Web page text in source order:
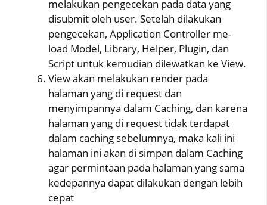
melakukan pengecekan pada data yang
disubmit oleh user. Setelah dilakukan
pengecekan, Application Controller me-
load Model, Library, Helper, Plugin, dan
Script untuk kemudian dilewatkan ke View.
View akan melakukan render pada
halaman yang di request dan
menyimpannya dalam Caching, dan karena
halaman yang di request tidak terdapat
dalam caching sebelumnya, maka kali ini
halaman ini akan di simpan dalam Caching
agar permintaan pada halaman yang sama
kedepannya dapat dilakukan dengan lebih
cepat